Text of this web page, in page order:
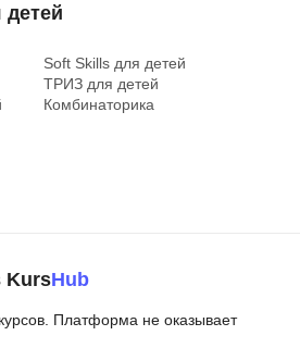
Soft Skills для детей
ТРИЗ для детей
Комбинаторика
KursHub
Платформа не оказывает